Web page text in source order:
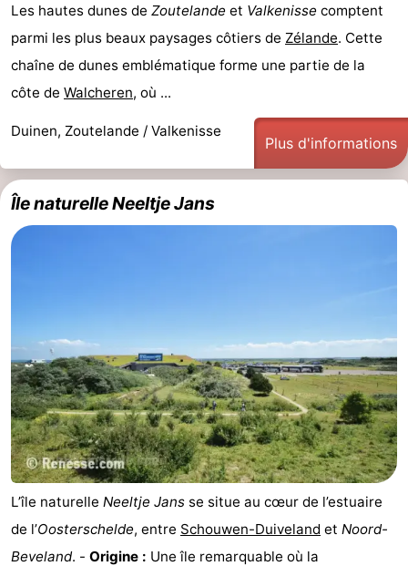
Les hautes dunes de Zoutelande et Valkenisse comptent
parmi les plus beaux paysages côtiers de Zélande. Cette
chaîne de dunes emblématique forme une partie de la
côte de Walcheren, où ...
Duinen, Zoutelande / Valkenisse
Plus d'informations
Île naturelle Neeltje Jans
L’île naturelle Neeltje Jans se situe au cœur de l’estuaire
de l’Oosterschelde, entre Schouwen-Duiveland et Noord-
Beveland. - Origine : Une île remarquable où la